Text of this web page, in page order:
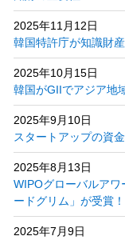
2025年11月12日
韓国特許庁が知識財
2025年10月15日
韓国がGIIでアジア地
2025年9月10日
スタートアップの資
2025年8月13日
WIPOグローバルア
ードグリム」が受賞！
2025年7月9日